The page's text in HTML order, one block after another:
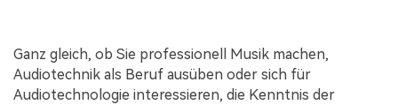
Ganz gleich, ob Sie professionell Musik machen,
Audiotechnik als Beruf ausüben oder sich für
Audiotechnologie interessieren, die Kenntnis der